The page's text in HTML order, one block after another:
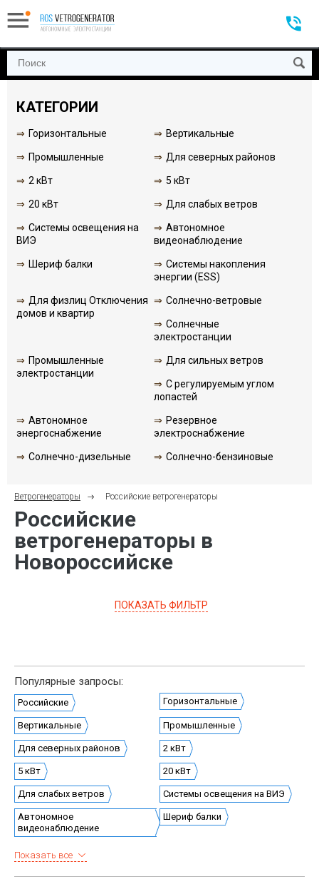
КАТЕГОРИИ
Горизонтальные Вертикальные
Промышленные Для северных районов
2 кВт 5 кВт
20 кВт Для слабых ветров
Системы освещения на
ВИЭ
Автономное
видеонаблюдение
Шериф балки
Системы накопления
энергии (ESS)
Для физлиц Отключения
домов и квартир
Солнечно-ветровые
Солнечные
электростанции
Промышленные
электростанции
Для сильных ветров
С регулируемым углом
лопастей
Автономное
энергоснабжение
Резервное
электроснабжение
Солнечно-дизельные Солнечно-бензиновые
Ветрогенераторы Российские ветрогенераторы
Российские
ветрогенераторы в
Новороссийске
ПОКАЗАТЬ ФИЛЬТР
Популярные запросы:
Российские Горизонтальные
Вертикальные Промышленные
Для северных районов 2 кВт
5 кВт 20 кВт
Для слабых ветров Системы освещения на ВИЭ
Автономное
видеонаблюдение
Шериф балки
Показать все